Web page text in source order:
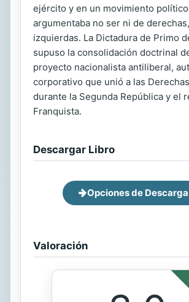
ejército y en un movimiento
argumentaba no ser ni de
izquierdas. La Dictadura de Primo
supuso la consolidación doctrinal
proyecto nacionalista antiliberal,
corporativo que unió a las
durante la Segunda República y el
Franquista.
Descargar Libro
Opciones de Descarga
Valoración